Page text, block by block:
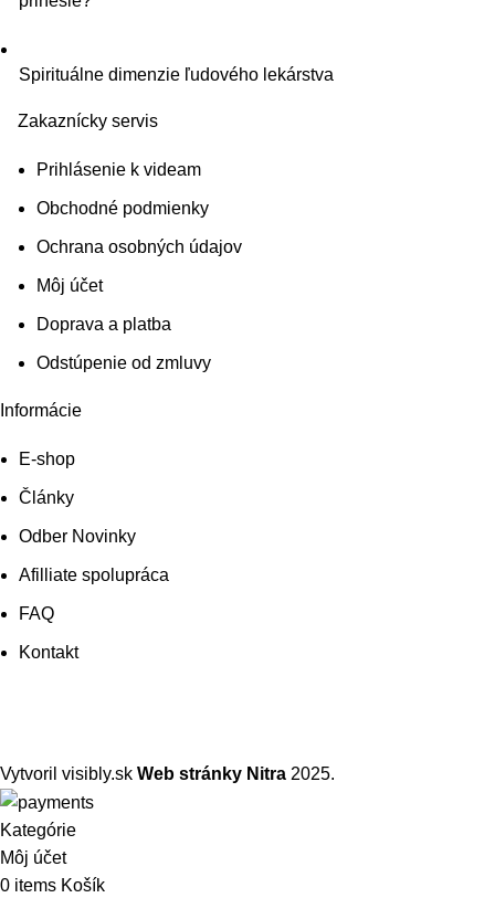
Spirituálne dimenzie ľudového lekárstva
Zakaznícky servis
Prihlásenie k videam
Obchodné podmienky
Ochrana osobných údajov
Môj účet
Doprava a platba
Odstúpenie od zmluvy
Informácie
E-shop
Články
Odber Novinky
Afilliate spolupráca
FAQ
Kontakt
Vytvoril visibly.sk Web stránky Nitra 2025.
Kategórie
Môj účet
0 items Košík